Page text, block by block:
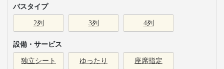
バスタイプ
2列 3列 4列
設備・サービス
独立シート ゆったり 座席指定